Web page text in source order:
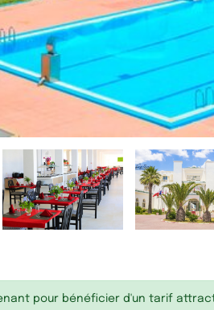
pour bénéficier d'un tarif